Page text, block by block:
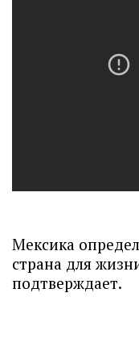
Мексика
страна для
подтверждает.